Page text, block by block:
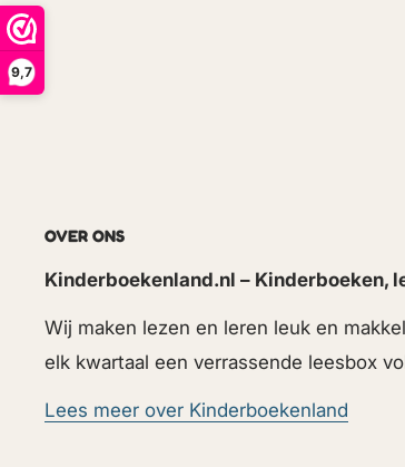
9,7
OVER ONS
Kinderboekenland.nl – Kinderboeken,
Wij maken lezen en leren leuk en
elk kwartaal een verrassende leesbox
Lees meer over Kinderboekenland